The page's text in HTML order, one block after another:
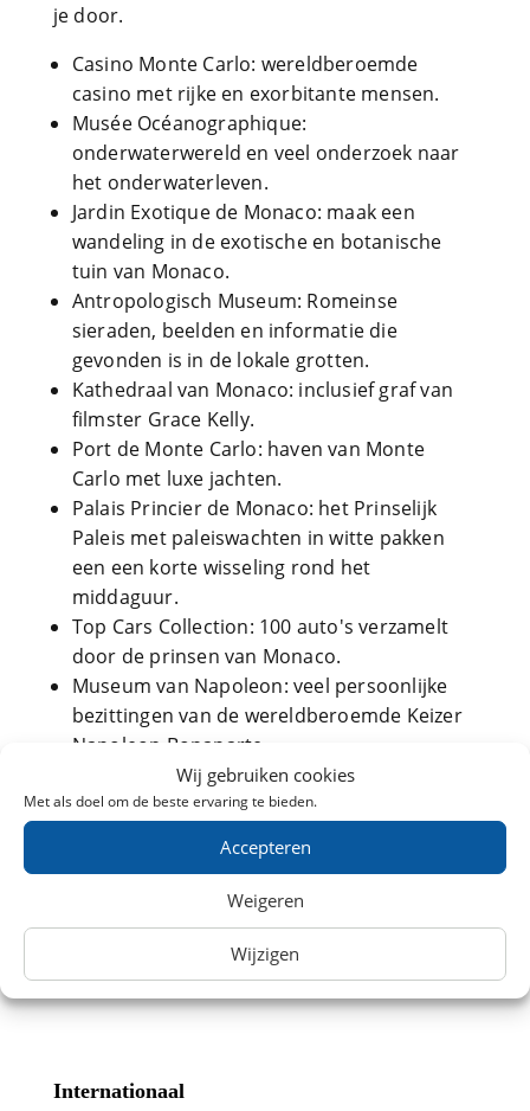
Wij gebruiken cookies
Met als doel om de beste ervaring te bieden.
Accepteren
Weigeren
Wijzigen
je door.
Casino Monte Carlo: wereldberoemde
casino met rijke en exorbitante mensen.
Musée Océanographique:
onderwaterwereld en veel onderzoek naar
het onderwaterleven.
Jardin Exotique de Monaco: maak een
wandeling in de exotische en botanische
tuin van Monaco.
Antropologisch Museum: Romeinse
sieraden, beelden en informatie die
gevonden is in de lokale grotten.
Kathedraal van Monaco: inclusief graf van
filmster Grace Kelly.
Port de Monte Carlo: haven van Monte
Carlo met luxe jachten.
Palais Princier de Monaco: het Prinselijk
Paleis met paleiswachten in witte pakken
een een korte wisseling rond het
middaguur.
Top Cars Collection: 100 auto's verzamelt
door de prinsen van Monaco.
Museum van Napoleon: veel persoonlijke
bezittingen van de wereldberoemde Keizer
Napoleon Bonaparte
Treinkaartjes voor de trein naar Monaco
ontdek de laagste prijs voor deze treinreis.
Kaartjes zijn online verkrijgbaar bij diverse
aanbieders, zoals NS International, TheTrainLine,
Deutsche Bahn en B-Europe. Voor vragen kunt u
altijd bij ons terecht.
Internationaal